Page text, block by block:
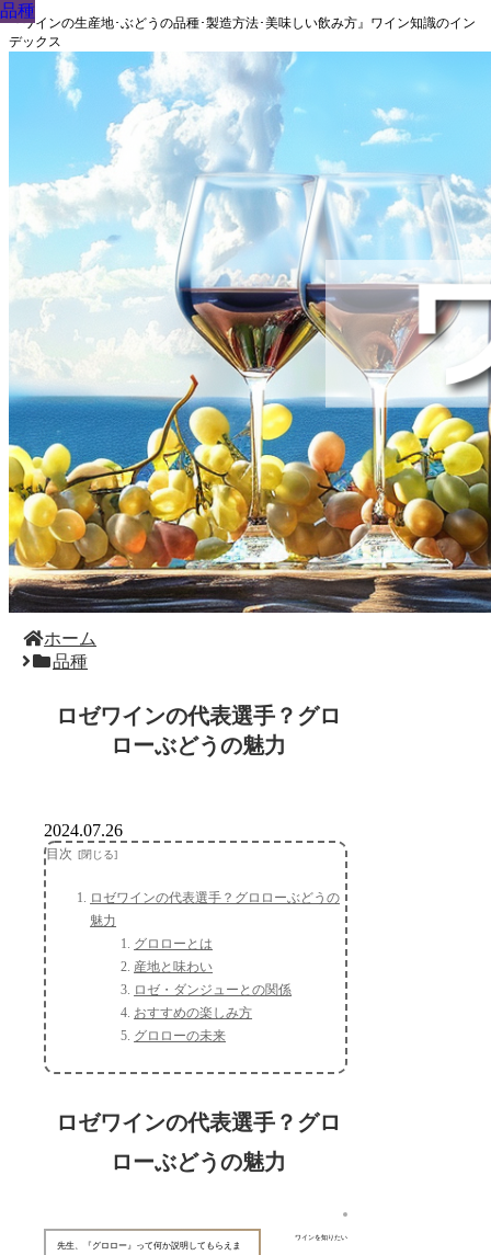
『ワインの生産地･ぶどうの品種･製造方法･美味しい飲み方』ワイン知識のイン
デックス
ホーム
品種
ロゼワインの代表選手？グロ
ローぶどうの魅力
品種
2024.07.26
目次
ロゼワインの代表選手？グロローぶどうの
魅力
グロローとは
産地と味わい
ロゼ・ダンジューとの関係
おすすめの楽しみ方
グロローの未来
ロゼワインの代表選手？グロ
ローぶどうの魅力
ワインを知りたい
先生、『グロロー』って何か説明してもらえま
品種
品種
品種
品種
品種
品種
品種
品種